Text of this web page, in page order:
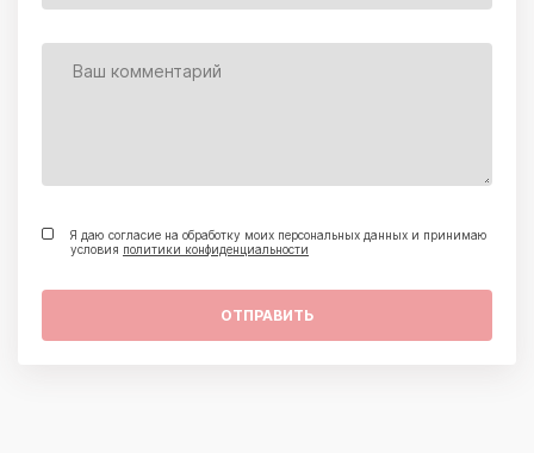
Я даю согласие на обработку моих персональных данных и принимаю
условия политики конфиденциальности
ОТПРАВИТЬ